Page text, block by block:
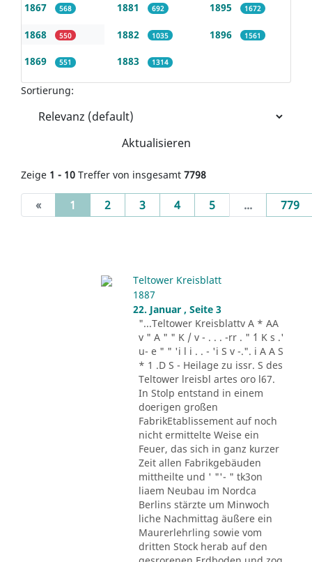
1867 568
1868 550
1869 551
1881 692
1882 1035
1883 1314
1895 1672
1896 1561
Sortierung:
Aktualisieren
Zeige 1 - 10 Treffer von insgesamt 7798
« 1 (current)
2 3 4 5 ... 779
Teltower Kreisblatt
1887
22. Januar , Seite 3
"...Teltower Kreisblattv A * AA
v " A " " K / v - . . . -rr . " ´1 K s .'
u- e " " 'i l i . . - 'i S v -.". i A A S
* 1 .D S - Heilage zu issr. S des
Teltower lreisbl artes oro l67.
In Stolp entstand in einem
doerigen großen
FabrikEtablissement auf noch
nicht ermittelte Weise ein
Feuer, das sich in ganz kurzer
Zeit allen Fabrikgebäuden
mittheilte und ' "'- " tk3on
liaem Neubau im Nordca
Berlins stärzte um Minwoch
liche Nachmittag äußere ein
Maurerlehrling sowie vom
dritten Stock herab auf den